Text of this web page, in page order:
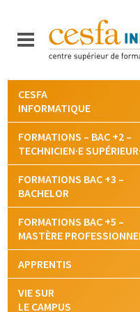
contenu
CESFA
INFORMATIQUE
FORMATIONS – BAC +2 –
TECHNICIEN·E
FORMATIONS BAC +3 –
BACHELOR
FORMATIONS BAC +5 –
MASTÈRE
APPRENTIS
VIE SUR
LE CAMPUS